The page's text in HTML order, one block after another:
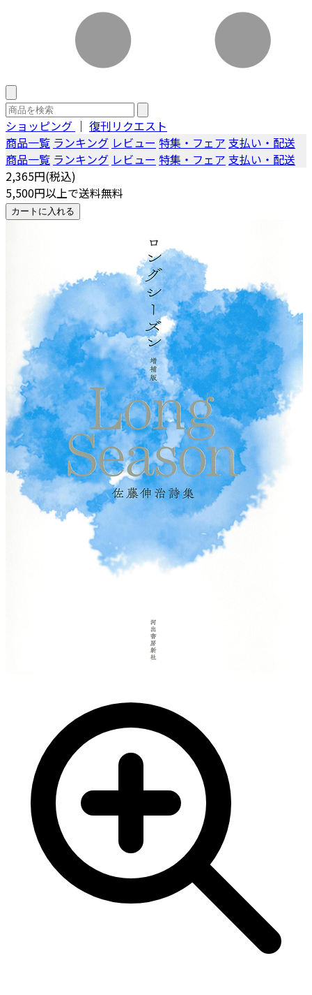
ショッピング ｜ 復刊リクエスト
商品一覧 ランキング レビュー 特集・フェア 支払い・配送
商品一覧 ランキング レビュー 特集・フェア 支払い・配送
2,365円(税込)
5,500円以上で送料無料
カートに入れる